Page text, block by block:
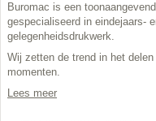
Buromac is een
gespecialiseerd in eindejaars-
gelegenheidsdrukwerk.
Wij zetten de trend in het
momenten.
Lees meer